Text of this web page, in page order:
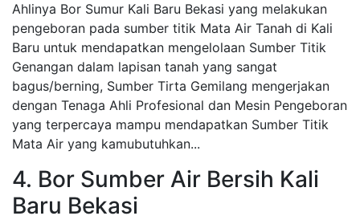
Ahlinya Bor Sumur Kali Baru Bekasi yang melakukan
pengeboran pada sumber titik Mata Air Tanah di Kali
Baru untuk mendapatkan mengelolaan Sumber Titik
Genangan dalam lapisan tanah yang sangat
bagus/berning, Sumber Tirta Gemilang mengerjakan
dengan Tenaga Ahli Profesional dan Mesin Pengeboran
yang terpercaya mampu mendapatkan Sumber Titik
Mata Air yang kamubutuhkan...
4. Bor Sumber Air Bersih Kali
Baru Bekasi